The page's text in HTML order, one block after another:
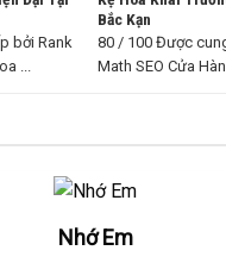
bởi Rank
...
Bắc Kạn
80 / 100 Được
Math SEO Cửa
Nhớ Em